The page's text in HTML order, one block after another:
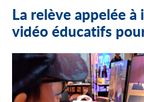
La relève appelée
vidéo éducatifs